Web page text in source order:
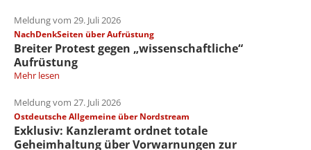
Meldung vom 29. Juli 2026
NachDenkSeiten über Aufrüstung
Breiter Protest gegen „wissenschaftliche“
Aufrüstung
Mehr lesen
Meldung vom 27. Juli 2026
Ostdeutsche Allgemeine über Nordstream
Exklusiv: Kanzleramt ordnet totale
Geheimhaltung über Vorwarnungen zur